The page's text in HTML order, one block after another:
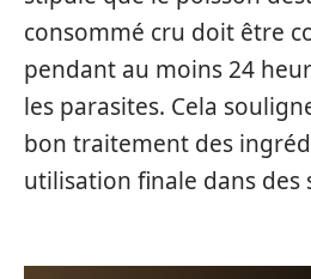
consommé cru doit être
pendant au moins 24
les parasites. Cela
bon traitement des
utilisation finale dans des